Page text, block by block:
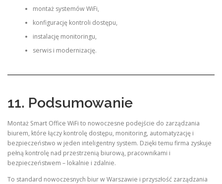
montaż systemów WiFi,
konfigurację kontroli dostępu,
instalację monitoringu,
serwis i modernizację.
11. Podsumowanie
Montaż Smart Office WiFi to nowoczesne podejście do zarządzania
biurem, które łączy kontrolę dostępu, monitoring, automatyzację i
bezpieczeństwo w jeden inteligentny system. Dzięki temu firma zyskuje
pełną kontrolę nad przestrzenią biurową, pracownikami i
bezpieczeństwem – lokalnie i zdalnie.
To standard nowoczesnych biur w Warszawie i przyszłość zarządzania